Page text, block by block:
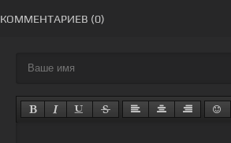
КОММЕНТАРИЕВ (0)